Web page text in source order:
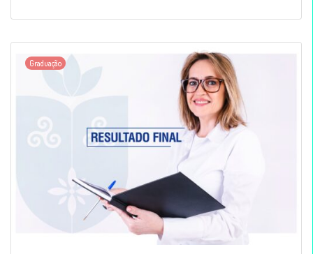
Graduação